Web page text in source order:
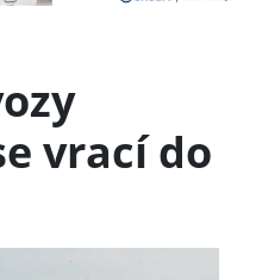
vrací do